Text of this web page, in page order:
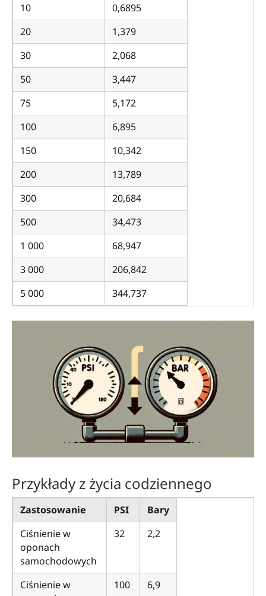
10
0,6895
20
1,379
30
2,068
50
3,447
75
5,172
100
6,895
150
10,342
200
13,789
300
20,684
500
34,473
1 000
68,947
3 000
206,842
5 000
344,737
Przykłady z życia codziennego
Zastosowanie PSI
Bary
Ciśnienie w
oponach
samochodowych
32 2,2
Ciśnienie w
100 6,9